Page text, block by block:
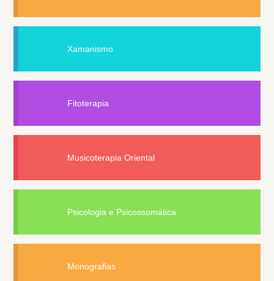
Xamanismo
Fitoterapia
Musicoterapia Oriental
Psicologia e Psicossomática
Monografias